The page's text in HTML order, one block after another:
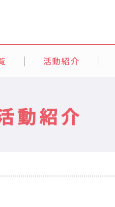
活動紹介
動紹介